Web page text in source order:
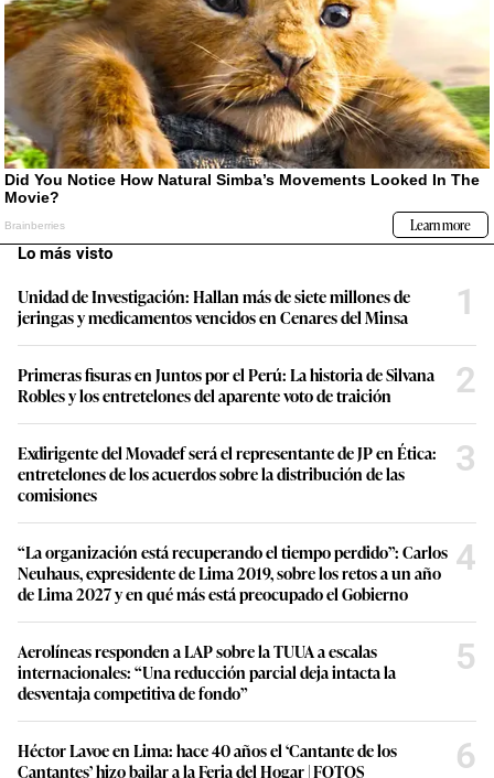
Lo más visto
Unidad de Investigación: Hallan más de siete millones de
jeringas y medicamentos vencidos en Cenares del Minsa
1
Primeras fisuras en Juntos por el Perú: La historia de Silvana
Robles y los entretelones del aparente voto de traición
2
Exdirigente del Movadef será el representante de JP en Ética:
entretelones de los acuerdos sobre la distribución de las
comisiones
3
“La organización está recuperando el tiempo perdido”: Carlos
Neuhaus, expresidente de Lima 2019, sobre los retos a un año
de Lima 2027 y en qué más está preocupado el Gobierno
4
Aerolíneas responden a LAP sobre la TUUA a escalas
internacionales: “Una reducción parcial deja intacta la
desventaja competitiva de fondo”
5
Héctor Lavoe en Lima: hace 40 años el ‘Cantante de los
Cantantes’ hizo bailar a la Feria del Hogar | FOTOS
6